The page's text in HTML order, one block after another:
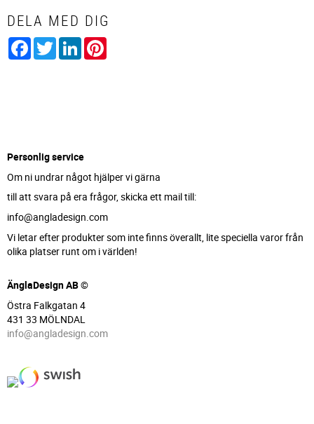
DELA MED DIG
Facebook
TwitterLinkedIn
Personlig service
Om ni undrar något hjälper vi gärna
till att svara på era frågor, skicka ett mail till:
info@angladesign.com
Vi letar efter produkter som inte finns överallt, lite speciella varor från
olika platser runt om i världen!
ÄnglaDesign AB ©
Östra Falkgatan 4
431 33 MÖLNDAL
info@angladesign.com